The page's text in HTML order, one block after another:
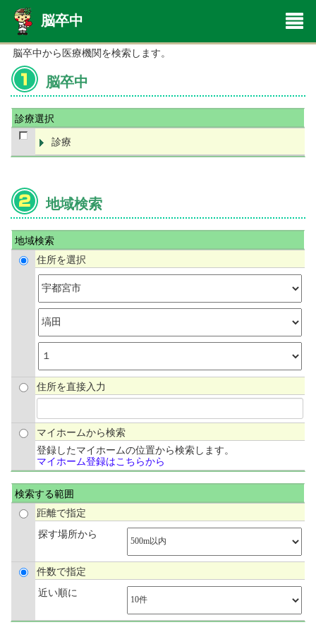
脳卒中
脳卒中から医療機関を検索します。
脳卒中
診療選択
診療
地域検索
地域検索
住所を選択
住所を直接入力
マイホームから検索
登録したマイホームの位置から検索します。
マイホーム登録はこちらから
検索する範囲
距離で指定
探す場所から
件数で指定
近い順に